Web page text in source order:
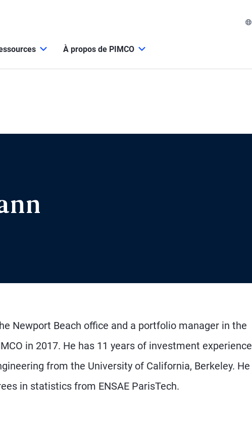
À propos de PIMCO
Newport Beach office and a portfolio manager in the
in 2017. He has 11 years of investment experience
from the University of California, Berkeley. He
in statistics from ENSAE ParisTech.